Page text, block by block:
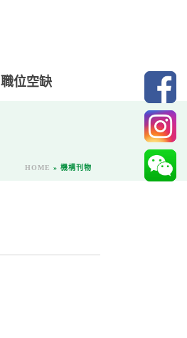
職位空缺
HOME » 機構刊物